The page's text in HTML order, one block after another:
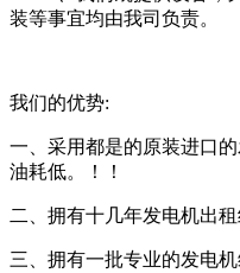
装等事宜均由我司负责。
我们的优势:
一、采用都是的原装进口
油耗低。！！
二、拥有十几年发电机出
三、拥有一批专业的发电